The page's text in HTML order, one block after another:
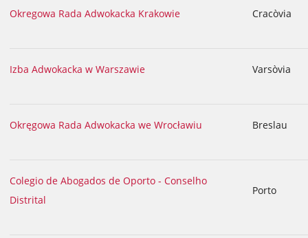
Okregowa Rada Adwokacka Krakowie Cracòvia
Izba Adwokacka w Warszawie Varsòvia
Okręgowa Rada Adwokacka we Wrocławiu Breslau
Colegio de Abogados de Oporto - Conselho
Distrital
Porto